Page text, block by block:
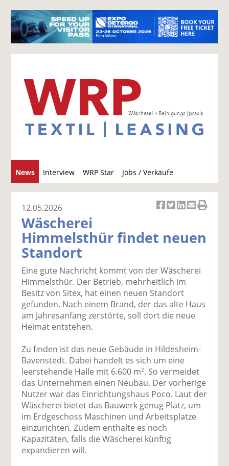
News Interview WRP Star Jobs / Verkäufe
u
c
k
uf
F
ac
e
b
k
te
il
e
n
k
wi
tt
er
n
k
uf
Li
n
k
e
te
il
e
n
k
er
ai
l
se
d
e
n
k
ru
n
12.05.2026
Wäscherei
Himmelsthür findet neuen
Standort
Eine gute Nachricht kommt von der Wäscherei
Himmelsthür. Der Betrieb, mehrheitlich im
Besitz von Sitex, hat einen neuen Standort
gefunden. Nach einem Brand, der das alte Haus
am Jahresanfang zerstörte, soll dort die neue
Heimat entstehen.
Zu finden ist das neue Gebäude in Hildesheim-
Bavenstedt. Dabei handelt es sich um eine
leerstehende Halle mit 6.600 m2. So vermeidet
das Unternehmen einen Neubau. Der vorherige
Nutzer war das Einrichtungshaus Poco. Laut der
Wäscherei bietet das Bauwerk genug Platz, um
im Erdgeschoss Maschinen und Arbeitsplatze
einzurichten. Zudem enthalte es noch
Kapazitäten, falls die Wäscherei künftig
expandieren will.